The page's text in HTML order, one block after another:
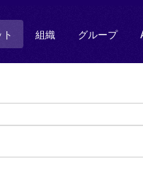
組織 グループ